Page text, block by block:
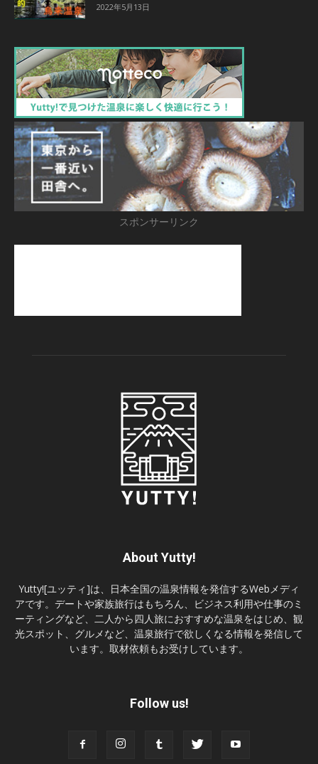
2022年5月13日
スポンサーリンク
About Yutty!
Yutty![ユッティ]は、日本全国の温泉情報を発信するWebメディ
アです。デートや家族旅行はもちろん、ビジネス利用や仕事のミ
ーティングなど、二人から四人旅におすすめな温泉をはじめ、観
光スポット、グルメなど、温泉旅行で欲しくなる情報を発信して
います。取材依頼もお受けしています。
Follow us!